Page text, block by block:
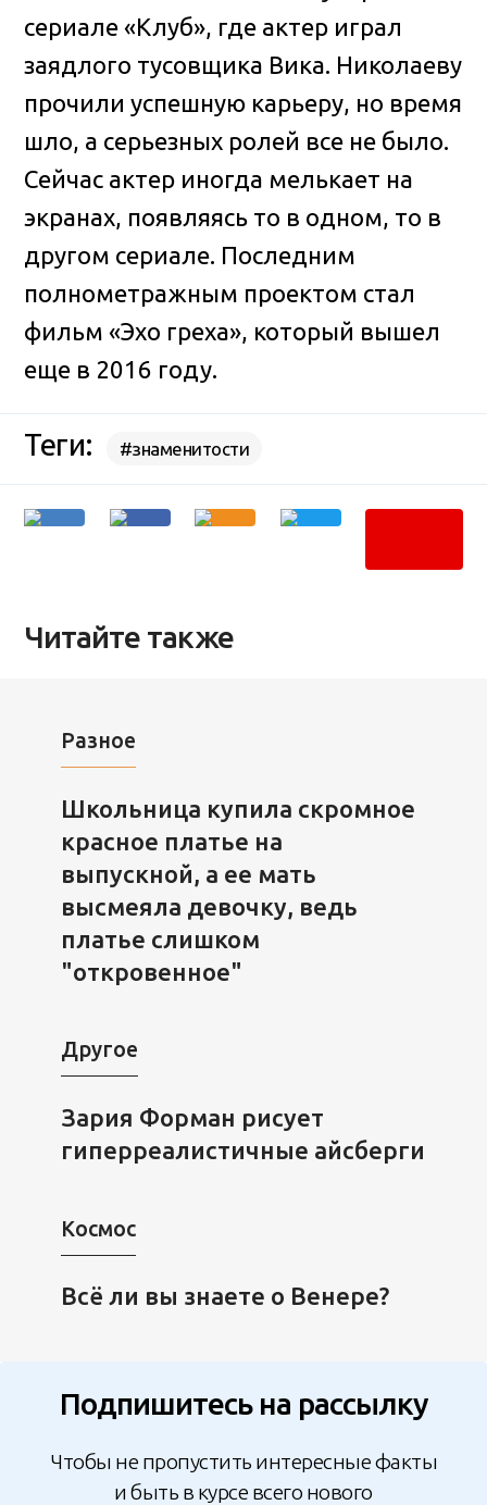
сериале «Клуб», где актер играл
заядлого тусовщика Вика. Николаеву
прочили успешную карьеру, но время
шло, а серьезных ролей все не было.
Сейчас актер иногда мелькает на
экранах, появляясь то в одном, то в
другом сериале. Последним
полнометражным проектом стал
фильм «Эхо греха», который вышел
еще в 2016 году.
Теги: #знаменитости
Читайте также
Разное
Школьница купила скромное
красное платье на
выпускной, а ее мать
высмеяла девочку, ведь
платье слишком
"откровенное"
Другое
Зария Форман рисует
гиперреалистичные айсберги
Космос
Всё ли вы знаете о Венере?
Подпишитесь на рассылку
Чтобы не пропустить интересные факты
и быть в курсе всего нового